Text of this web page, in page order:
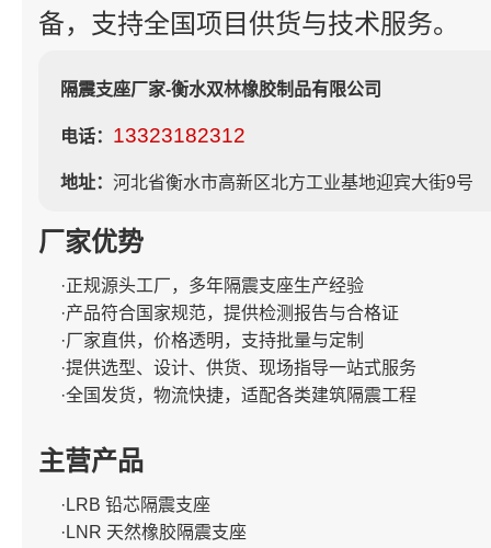
备，支持全国项目供货与技术服务。
隔震支座厂家-衡水双林橡胶制品有限公司
电话： 13323182312
地址： 河北省衡水市高新区北方工业基地迎宾大街9号
厂家优势
·正规源头工厂，多年隔震支座生产经验
·产品符合国家规范，提供检测报告与合格证
·厂家直供，价格透明，支持批量与定制
·提供选型、设计、供货、现场指导一站式服务
·全国发货，物流快捷，适配各类建筑隔震工程
主营产品
·LRB 铅芯隔震支座
·LNR 天然橡胶隔震支座